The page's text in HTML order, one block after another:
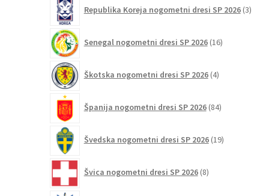
Republika Koreja nogometni dresi SP 2026 3
Senegal nogometni dresi SP 2026 16izdelkov
Škotska nogometni dresi SP 2026 4izdelki
Španija nogometni dresi SP 2026 84izdelkov
Švedska nogometni dresi SP 2026 19izdelkov
Švica nogometni dresi SP 2026 8izdelkov